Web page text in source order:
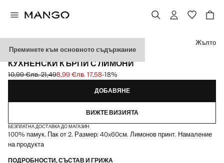
Преминете към основното съдържание
КОМПЛЕКТ ОТ 2
КУХНЕНСКИ КЪРПИ С ЛИМОНИ
Задраскана първоначална цена [10,99 € лв. 21,49]
10,99 €лв. 21,49
Текуща цена [8,99 € лв. 17,58]
8,99 €лв. 17,58-18%
Изберете цвят
Жълто
ДОБАВЯНЕ
ВИЖТЕ ВИЗИЯТА
БЕЗПЛАТНА ДОСТАВКА ДО МАГАЗИН
100% памук. Пак от 2. Размер: 40x60см. Лимонов принт. Намаление
на продукта
ПОДРОБНОСТИ, СЪСТАВ И ГРИЖА